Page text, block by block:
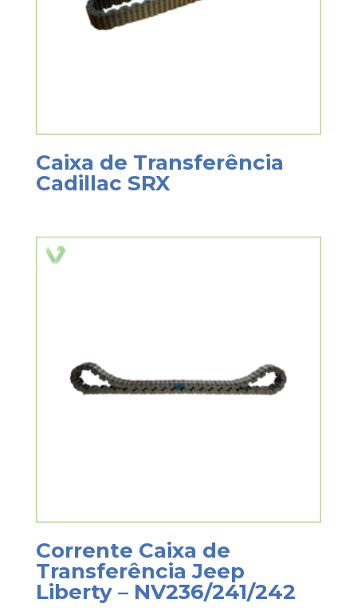
Caixa de Transferência
Cadillac SRX
Corrente Caixa de
Transferência Jeep
Liberty – NV236/241/242